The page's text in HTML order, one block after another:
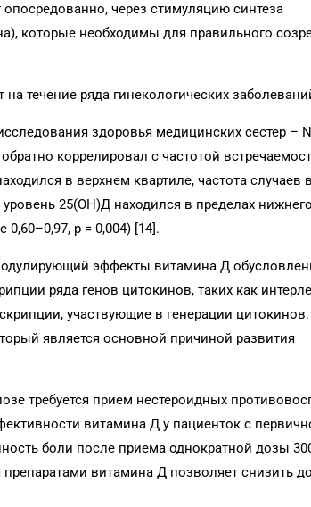
через стимуляцию синтеза
которые необходимы для правильного
течение ряда гинекологических
здоровья медицинских сестер –
коррелировал с частотой
в верхнем квартиле, частота случаев
25(OH)Д находился в пределах
p = 0,004) [14].
эффекты витамина Д
ряда генов цитокинов, таких как
участвующие в генерации
является основной причиной развития
требуется прием нестероидных
витамина Д у пациенток с
боли после приема однократной дозы
витамина Д позволяет снизить